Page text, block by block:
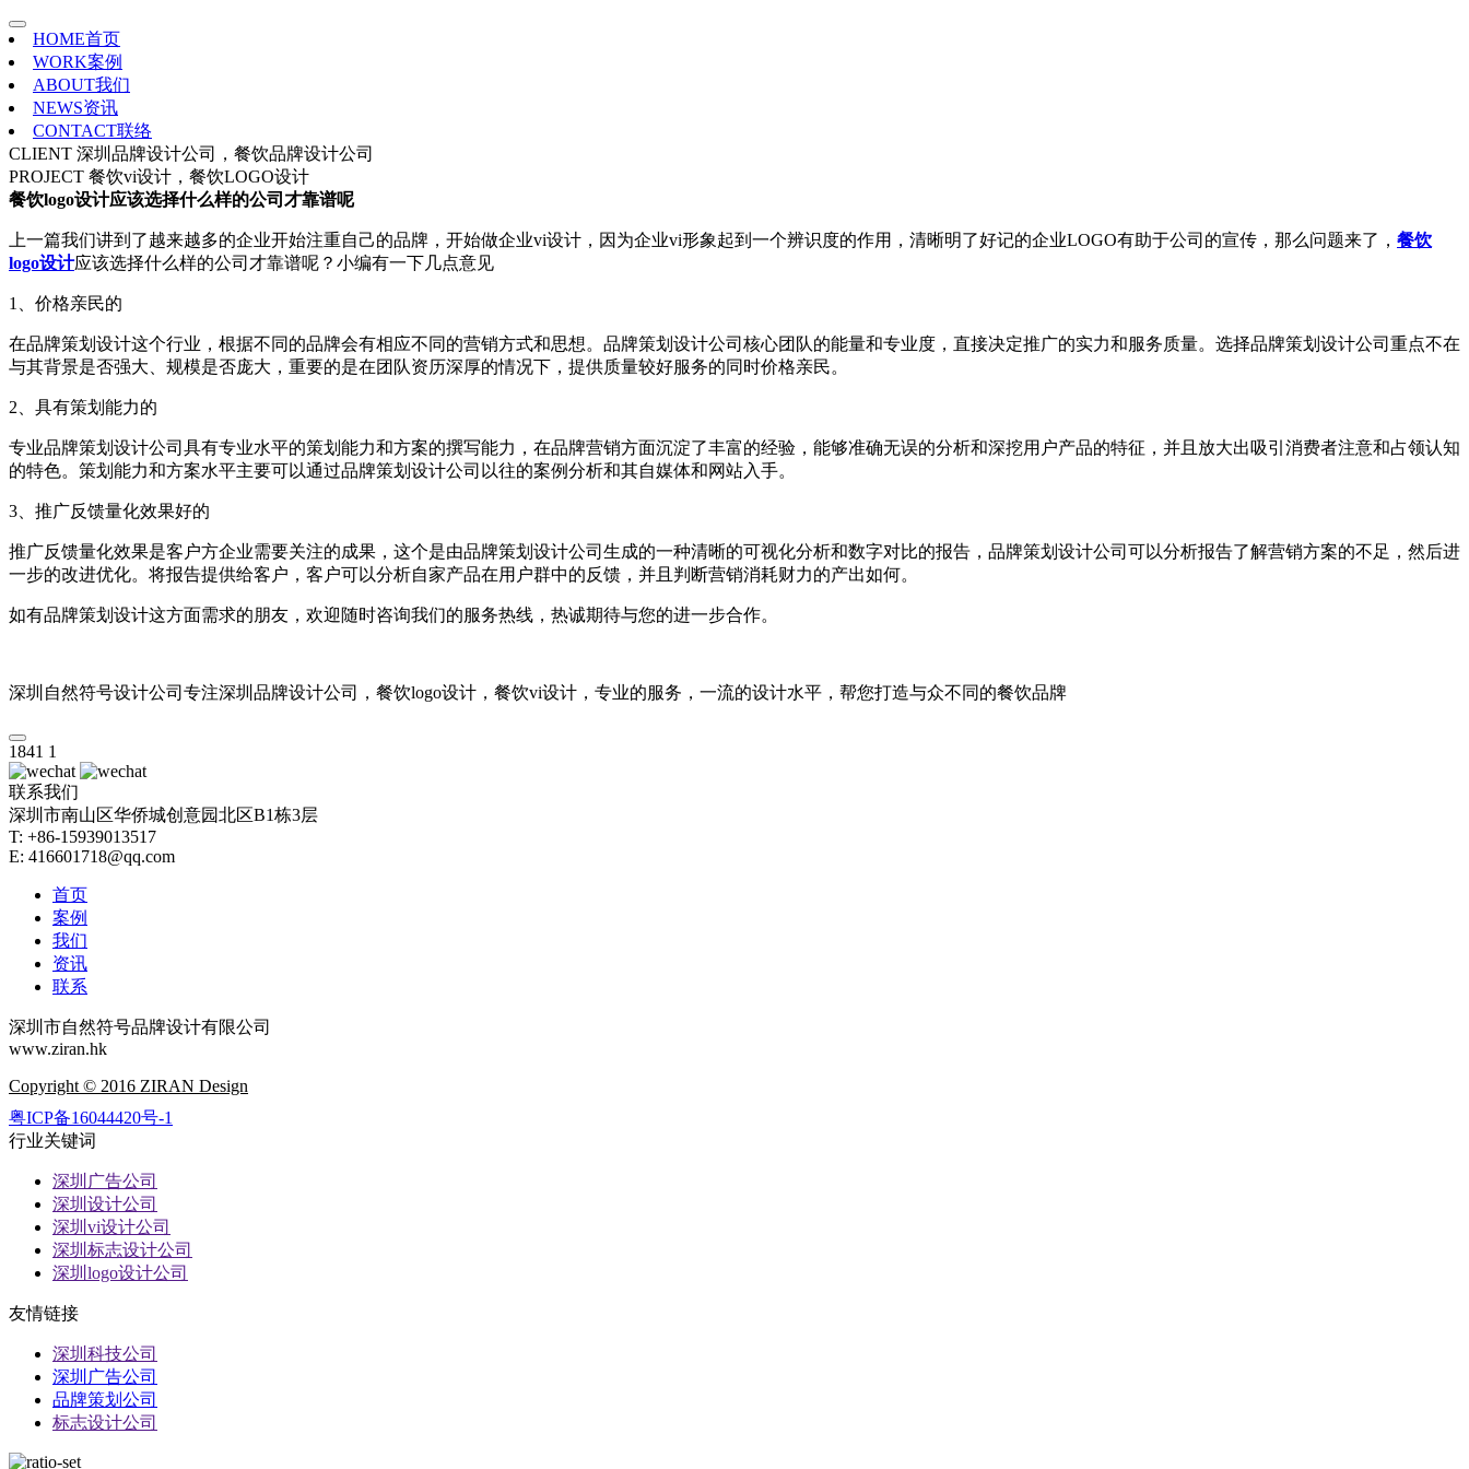
HOME首页
WORK案例
ABOUT我们
NEWS资讯
CONTACT联络
CLIENT 深圳品牌设计公司，餐饮品牌设计公司
PROJECT 餐饮vi设计，餐饮LOGO设计
餐饮logo设计应该选择什么样的公司才靠谱呢
上一篇我们讲到了越来越多的企业开始注重自己的品牌，开始做企业vi设计，因为企业vi形象起到一个辨识度的作用，清晰明了好记的企业LOGO有助于公司的宣传，那么问题来了， 餐饮
logo设计应该选择什么样的公司才靠谱呢？小编有一下几点意见
1、价格亲民的
在品牌策划设计这个行业，根据不同的品牌会有相应不同的营销方式和思想。品牌策划设计公司核心团队的能量和专业度，直接决定推广的实力和服务质量。选择品牌策划设计公司重点不在
与其背景是否强大、规模是否庞大，重要的是在团队资历深厚的情况下，提供质量较好服务的同时价格亲民。
2、具有策划能力的
专业品牌策划设计公司具有专业水平的策划能力和方案的撰写能力，在品牌营销方面沉淀了丰富的经验，能够准确无误的分析和深挖用户产品的特征，并且放大出吸引消费者注意和占领认知
的特色。策划能力和方案水平主要可以通过品牌策划设计公司以往的案例分析和其自媒体和网站入手。
3、推广反馈量化效果好的
推广反馈量化效果是客户方企业需要关注的成果，这个是由品牌策划设计公司生成的一种清晰的可视化分析和数字对比的报告，品牌策划设计公司可以分析报告了解营销方案的不足，然后进
一步的改进优化。将报告提供给客户，客户可以分析自家产品在用户群中的反馈，并且判断营销消耗财力的产出如何。
如有品牌策划设计这方面需求的朋友，欢迎随时咨询我们的服务热线，热诚期待与您的进一步合作。
深圳自然符号设计公司专注深圳品牌设计公司，餐饮logo设计，餐饮vi设计，专业的服务，一流的设计水平，帮您打造与众不同的餐饮品牌
1841 1
联系我们
深圳市南山区华侨城创意园北区B1栋3层
T: +86-15939013517
E: 416601718@qq.com
首页
案例
我们
资讯
联系
深圳市自然符号品牌设计有限公司
www.ziran.hk
Copyright © 2016 ZIRAN Design
粤ICP备16044420号-1
行业关键词
深圳广告公司
深圳设计公司
深圳vi设计公司
深圳标志设计公司
深圳logo设计公司
友情链接
深圳科技公司
深圳广告公司
品牌策划公司
标志设计公司